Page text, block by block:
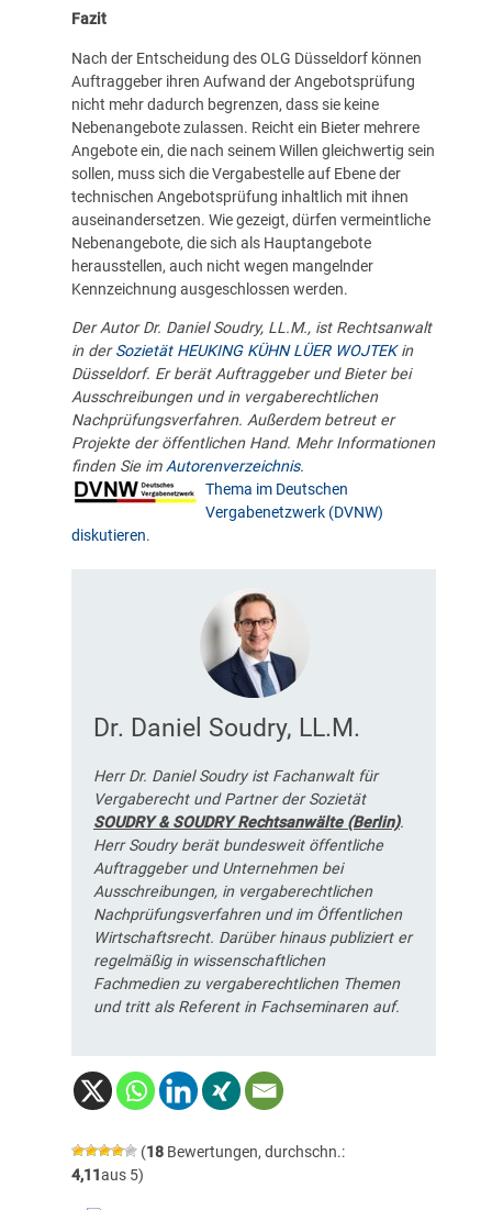
Fazit
Nach der Entscheidung des OLG Düsseldorf können
Auftraggeber ihren Aufwand der Angebotsprüfung
nicht mehr dadurch begrenzen, dass sie keine
Nebenangebote zulassen. Reicht ein Bieter mehrere
Angebote ein, die nach seinem Willen gleichwertig sein
sollen, muss sich die Vergabestelle auf Ebene der
technischen Angebotsprüfung inhaltlich mit ihnen
auseinandersetzen. Wie gezeigt, dürfen vermeintliche
Nebenangebote, die sich als Hauptangebote
herausstellen, auch nicht wegen mangelnder
Kennzeichnung ausgeschlossen werden.
Der Autor Dr. Daniel Soudry, LL.M., ist Rechtsanwalt
in derSozietät HEUKING KÜHN LÜER WOJTEKin
Düsseldorf. Er berät Auftraggeber und Bieter bei
Ausschreibungen und in vergaberechtlichen
Nachprüfungsverfahren. Außerdem betreut er
Projekte der öffentlichen Hand. Mehr Informationen
finden Sie im Autorenverzeichnis.
Thema im Deutschen
Vergabenetzwerk (DVNW)
diskutieren.
Dr. Daniel Soudry, LL.M.
Herr Dr. Daniel Soudry ist Fachanwalt für
Vergaberecht und Partner der Sozietät
SOUDRY & SOUDRY Rechtsanwälte (Berlin).
Herr Soudry berät bundesweit öffentliche
Auftraggeber und Unternehmen bei
Ausschreibungen, in vergaberechtlichen
Nachprüfungsverfahren und im Öffentlichen
Wirtschaftsrecht. Darüber hinaus publiziert er
regelmäßig in wissenschaftlichen
Fachmedien zu vergaberechtlichen Themen
und tritt als Referent in Fachseminaren auf.
(18Bewertungen, durchschn.:
4,11aus 5)